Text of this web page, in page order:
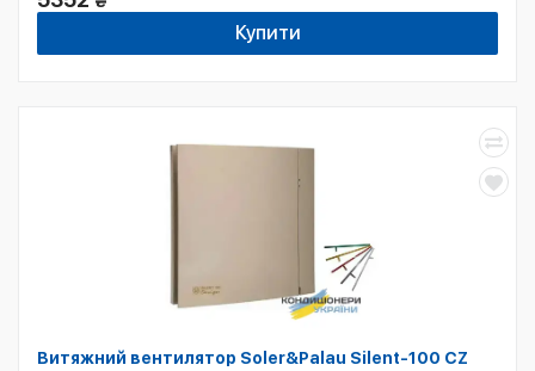
Купити
Витяжний вентилятор Soler&Palau Silent-100 CZ